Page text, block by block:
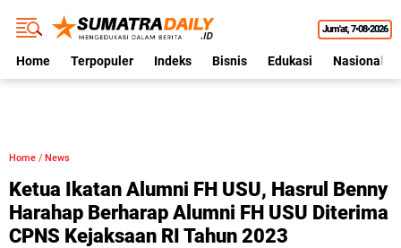
Jum'at 7•08•2026
Home Terpopuler Indeks Bisnis Edukasi Nasional
Home / News
Ketua Ikatan Alumni FH USU, Hasrul Benny
Harahap Berharap Alumni FH USU Diterima
CPNS Kejaksaan RI Tahun 2023